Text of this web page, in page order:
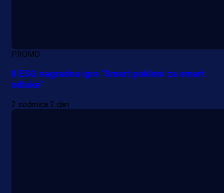
PROMO
II ESG nagradna igra "Smart pokloni za smart
odluke"
2 sedmica 2 dan